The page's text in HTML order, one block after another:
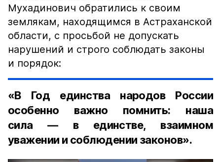
Мухадинович обратились к своим
землякам, находящимся в Астраханской
области, с просьбой не допускать
нарушений и строго соблюдать законы
и порядок:
«В Год единства народов России
особенно важно помнить: наша
сила — в единстве, взаимном
уважении и соблюдении законов».